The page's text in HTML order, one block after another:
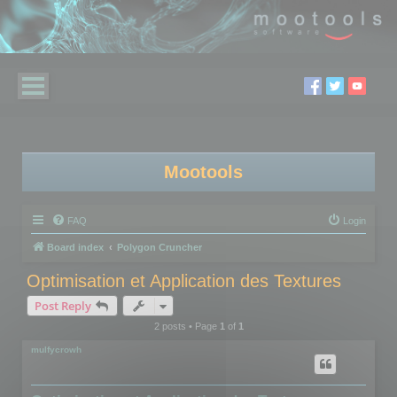
Mootools
FAQ Login
Board index Polygon Cruncher
Optimisation et Application des Textures
Post Reply
2 posts • Page 1of 1
mulfycrowh